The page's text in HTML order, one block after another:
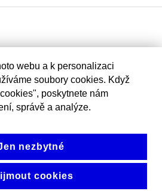
webu a k personalizaci
soubory cookies. Když
poskytnete nám
správě a analýze.
nezbytné
cookies